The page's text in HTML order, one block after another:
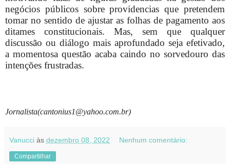
negócios públicos sobre providencias que pretendem
tomar no sentido de ajustar as folhas de pagamento aos
ditames constitucionais. Mas, sem que qualquer
discussão ou diálogo mais aprofundado seja efetivado,
a momentosa questão acaba caindo no sorvedouro das
intenções frustradas.
Jornalista(cantonius1@yahoo.com.br)
Vanucci às dezembro 08, 2022 Nenhum comentário:
Compartilhar